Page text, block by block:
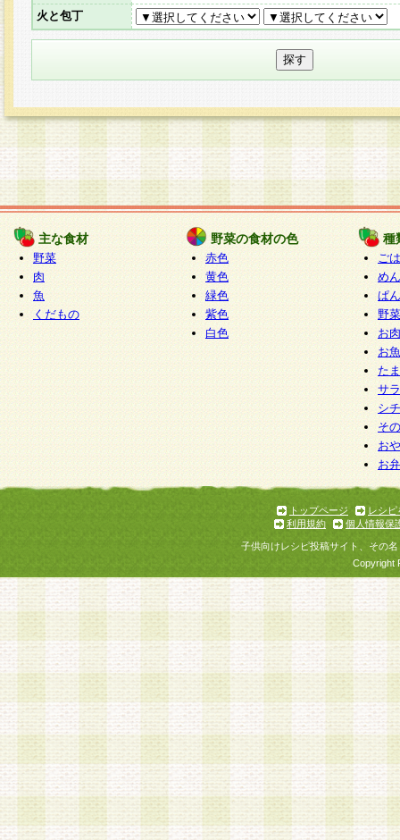
火と包丁
主な食材
野菜
肉
魚
くだもの
野菜の食材の色
赤色
黄色
緑色
紫色
白色
種
ご
めん
ぱん
野
お
お
た
サ
シ
そ
お
お
トップページ
レシピ
利用規約
個人情報保
子供向けレシピ投稿サイト、その
Copyright